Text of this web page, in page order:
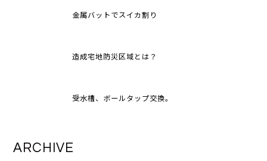
金属バットでスイカ割り
造成宅地防災区域とは？
受水槽、ボールタップ交換。
ARCHIVE